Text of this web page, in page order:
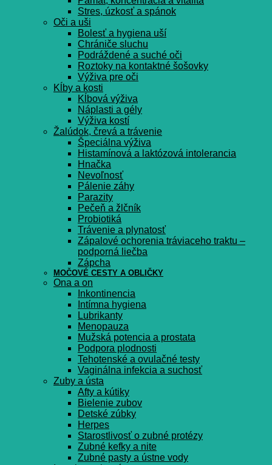
Stres, úzkosť a spánok
Oči a uši
Bolesť a hygiena uší
Chrániče sluchu
Podráždené a suché oči
Roztoky na kontaktné šošovky
Výživa pre oči
Kĺby a kosti
Kĺbová výživa
Náplasti a gély
Výživa kostí
Žalúdok, črevá a trávenie
Špeciálna výživa
Histamínová a laktózová intolerancia
Hnačka
Nevoľnosť
Pálenie záhy
Parazity
Pečeň a žlčník
Probiotiká
Trávenie a plynatosť
Zápalové ochorenia tráviaceho traktu –
podporná liečba
Zápcha
MOČOVÉ CESTY A OBLIČKY
Ona a on
Inkontinencia
Intímna hygiena
Lubrikanty
Menopauza
Mužská potencia a prostata
Podpora plodnosti
Tehotenské a ovulačné testy
Vaginálna infekcia a suchosť
Zuby a ústa
Afty a kútiky
Bielenie zubov
Detské zúbky
Herpes
Starostlivosť o zubné protézy
Zubné kefky a nite
Zubné pasty a ústne vody